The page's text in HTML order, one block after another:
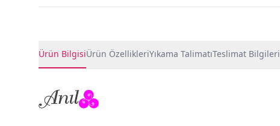
Ürün BilgisiÜrün ÖzellikleriYıkama TalimatıTeslimat Bilgileri